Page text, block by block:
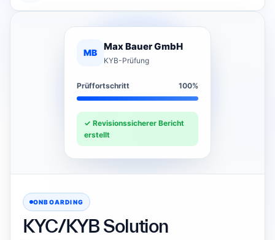
MB
Max Bauer GmbH
KYB-Prüfung
Prüffortschritt 100%
✓ Revisionssicherer Bericht
erstellt
ONBOARDING
KYC/KYB Solution